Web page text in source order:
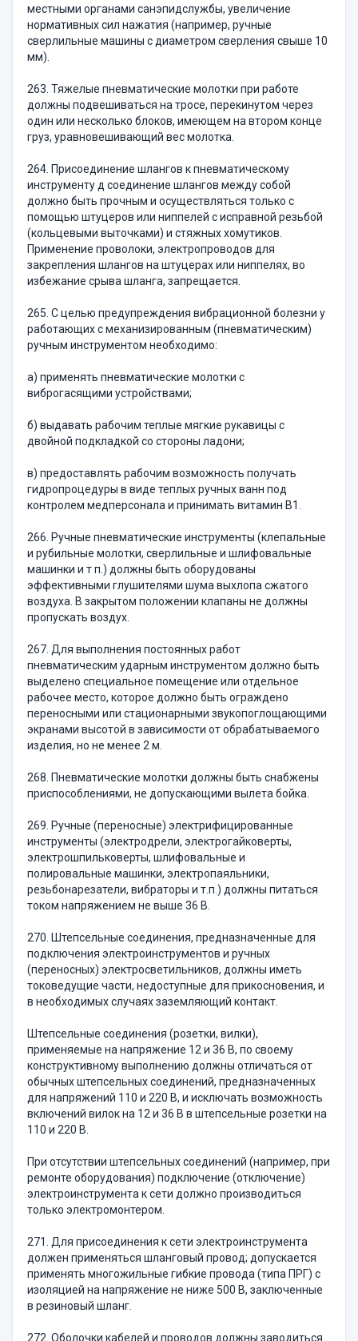
местными органами санэпидслужбы, увеличение
нормативных сил нажатия (например, ручные
сверлильные машины с диаметром сверления свыше 10
мм).
263. Тяжелые пневматические молотки при работе
должны подвешиваться на тросе, перекинутом через
один или несколько блоков, имеющем на втором конце
груз, уравновешивающий вес молотка.
264. Присоединение шлангов к пневматическому
инструменту д соединение шлангов между собой
должно быть прочным и осуществляться только с
помощью штуцеров или ниппелей с исправной резьбой
(кольцевыми выточками) и стяжных хомутиков.
Применение проволоки, электропроводов для
закрепления шлангов на штуцерах или ниппелях, во
избежание срыва шланга, запрещается.
265. С целью предупреждения вибрационной болезни у
работающих с механизированным (пневматическим)
ручным инструментом необходимо:
а) применять пневматические молотки с
виброгасящими устройствами;
б) выдавать рабочим теплые мягкие рукавицы с
двойной подкладкой со стороны ладони;
в) предоставлять рабочим возможность получать
гидропроцедуры в виде теплых ручных ванн под
контролем медперсонала и принимать витамин В1.
266. Ручные пневматические инструменты (клепальные
и рубильные молотки, сверлильные и шлифовальные
машинки и т п.) должны быть оборудованы
эффективными глушителями шума выхлопа сжатого
воздуха. В закрытом положении клапаны не должны
пропускать воздух.
267. Для выполнения постоянных работ
пневматическим ударным инструментом должно быть
выделено специальное помещение или отдельное
рабочее место, которое должно быть ограждено
переносными или стационарными звукопоглощающими
экранами высотой в зависимости от обрабатываемого
изделия, но не менее 2 м.
268. Пневматические молотки должны быть снабжены
приспособлениями, не допускающими вылета бойка.
269. Ручные (переносные) электрифицированные
инструменты (электродрели, электрогайковерты,
электрошпильковерты, шлифовальные и
полировальные машинки, электропаяльники,
резьбонарезатели, вибраторы и т.п.) должны питаться
током напряжением не выше 36 В.
270. Штепсельные соединения, предназначенные для
подключения электроинструментов и ручных
(переносных) электросветильников, должны иметь
токоведущие части, недоступные для прикосновения, и
в необходимых случаях заземляющий контакт.
Штепсельные соединения (розетки, вилки),
применяемые на напряжение 12 и 36 В, по своему
конструктивному выполнению должны отличаться от
обычных штепсельных соединений, предназначенных
для напряжений 110 и 220 В, и исключать возможность
включений вилок на 12 и 36 В в штепсельные розетки на
110 и 220 В.
При отсутствии штепсельных соединений (например, при
ремонте оборудования) подключение (отключение)
электроинструмента к сети должно производиться
только электромонтером.
271. Для присоединения к сети электроинструмента
должен применяться шланговый провод; допускается
применять многожильные гибкие провода (типа ПРГ) с
изоляцией на напряжение не ниже 500 В, заключенные
в резиновый шланг.
272. Оболочки кабелей и проводов должны заводиться